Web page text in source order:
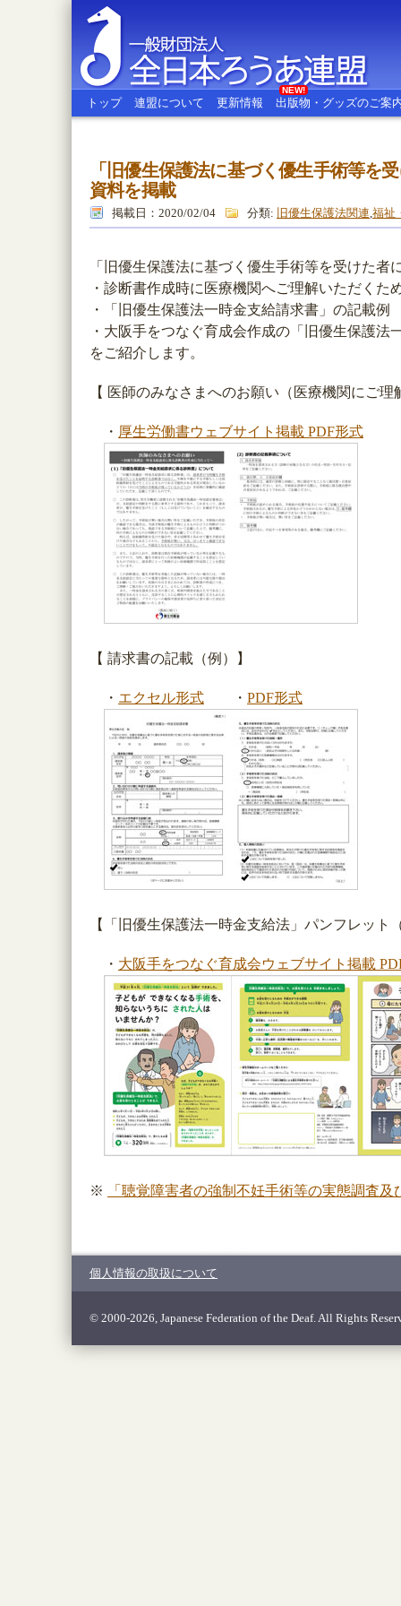
全日本ろうあ連盟
トップ 連盟について 更新情報 出版物・グッズのご案
NEW!
「旧優生保護法に基づく優生手術等を
資料を掲載
掲載日：2020/02/04 分類: 旧優生保護法関連,福祉
「旧優生保護法に基づく優生手術等を受けた
・診断書作成時に医療機関へご理解いただくた
・「旧優生保護法一時金支給請求書」の記載例
・大阪手をつなぐ育成会作成の「旧優生保護法
をご紹介します。
【 医師のみなさまへのお願い（医療機関にご
・ 厚生労働書ウェブサイト掲載 PDF形式
【 請求書の記載（例）】
・ エクセル形式 ・ PDF形式
【「旧優生保護法一時金支給法」パンフレット
・ 大阪手をつなぐ育成会ウェブサイト掲載
※ 「聴覚障害者の強制不妊手術等の実態調査
個人情報の取扱について
© 2000-2026, Japanese Federation of the Deaf. All Rights